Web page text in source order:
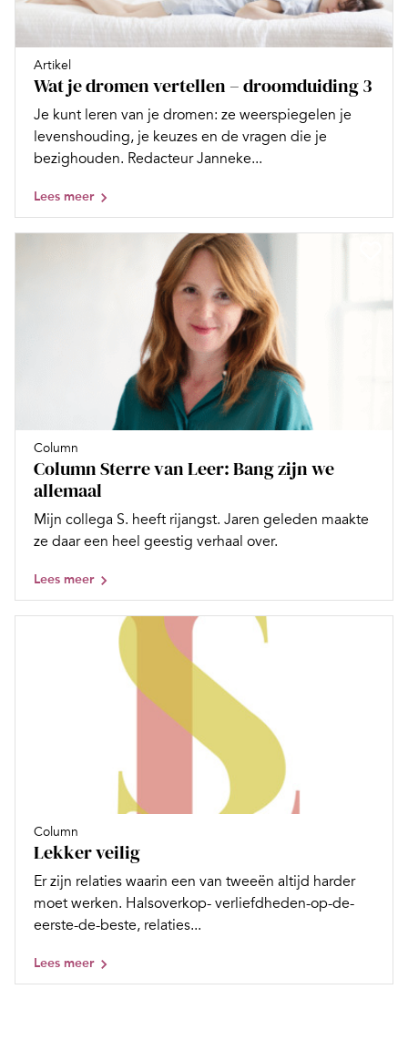
Artikel
Wat je dromen vertellen – droomduiding 3
Je kunt leren van je dromen: ze weerspiegelen je
levenshouding, je keuzes en de vragen die je
bezighouden. Redacteur Janneke...
Lees meer
Column
Column Sterre van Leer: Bang zijn we
allemaal
Mijn collega S. heeft rijangst. Jaren geleden maakte
ze daar een heel geestig verhaal over.
Lees meer
Column
Lekker veilig
Er zijn relaties waarin een van tweeën altijd harder
moet werken. Halsoverkop-­ verliefdheden-op-de-
eerste-de-beste, ­relaties...
Lees meer